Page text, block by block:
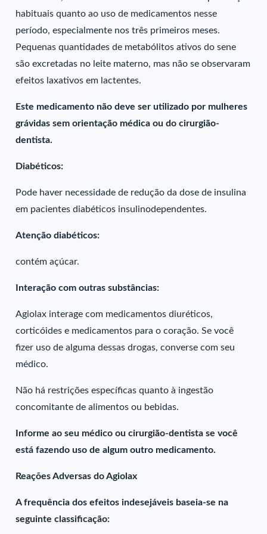
habituais quanto ao uso de medicamentos nesse
período, especialmente nos três primeiros meses.
Pequenas quantidades de metabólitos ativos do sene
são excretadas no leite materno, mas não se observaram
efeitos laxativos em lactentes.
Este medicamento não deve ser utilizado por mulheres
grávidas sem orientação médica ou do cirurgião-
dentista.
Diabéticos:
Pode haver necessidade de redução da dose de insulina
em pacientes diabéticos insulinodependentes.
Atenção diabéticos:
contém açúcar.
Interação com outras substâncias:
Agiolax interage com medicamentos diuréticos,
corticóides e medicamentos para o coração. Se você
fizer uso de alguma dessas drogas, converse com seu
médico.
Não há restrições específicas quanto à ingestão
concomitante de alimentos ou bebidas.
Informe ao seu médico ou cirurgião-dentista se você
está fazendo uso de algum outro medicamento.
Reações Adversas do Agiolax
A frequência dos efeitos indesejáveis baseia-se na
seguinte classificação: